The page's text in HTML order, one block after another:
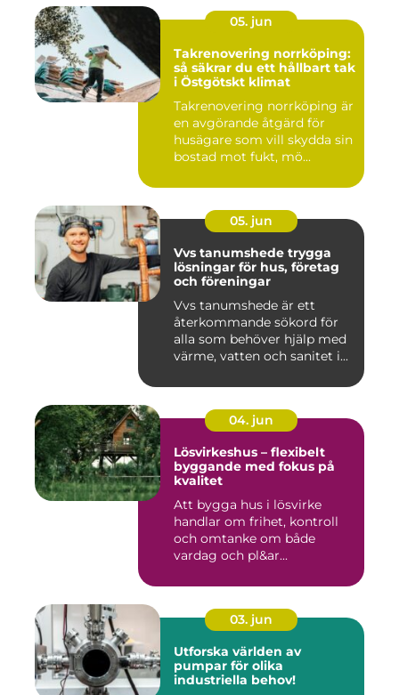
05. jun
Takrenovering norrköping:
så säkrar du ett hållbart tak
i Östgötskt klimat
Takrenovering norrköping är
en avgörande åtgärd för
husägare som vill skydda sin
bostad mot fukt, mö...
05. jun
Vvs tanumshede trygga
lösningar för hus, företag
och föreningar
Vvs tanumshede är ett
återkommande sökord för
alla som behöver hjälp med
värme, vatten och sanitet i...
04. jun
Lösvirkeshus – flexibelt
byggande med fokus på
kvalitet
Att bygga hus i lösvirke
handlar om frihet, kontroll
och omtanke om både
vardag och pl&ar...
03. jun
Utforska världen av
pumpar för olika
industriella behov!